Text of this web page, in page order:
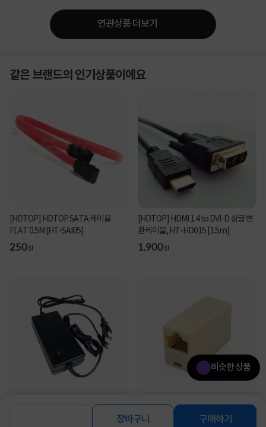
비슷한 상품
장바구니 구매하기
연관상품 더보기
같은 브랜드의 인기상품이에요
[HDTOP] HDTOP SATA 케이블
FLAT 0.5M [HT-SAI05]
250원
[HDTOP] HDMI 1.4 to DVI-D 싱글 변
환케이블, HT-HD015 [1.5m]
1,900원
[HDTOP] 아답터, 220V / 12V 5A [내경
2.5mm/외경5.5mm] HT-AD02C 전
[HDTOP] RJ45 8P8C I형 랜 커플러
[아이보리] [HT-I28]